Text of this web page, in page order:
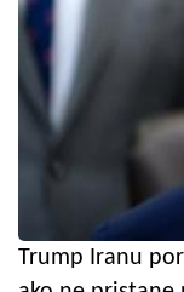
Trump Iranu